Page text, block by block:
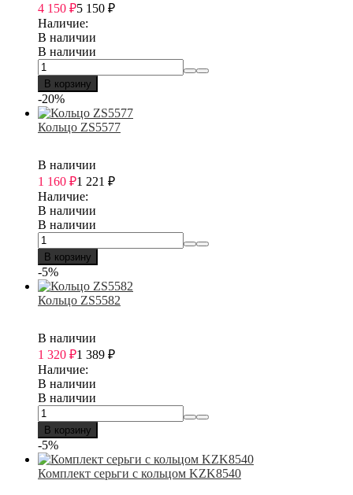
4 150 ₽5 150 ₽
Наличие:
В наличии
В наличии
В корзину
-20%
Кольцо ZS5577
В наличии
1 160 ₽1 221 ₽
Наличие:
В наличии
В наличии
В корзину
-5%
Кольцо ZS5582
В наличии
1 320 ₽1 389 ₽
Наличие:
В наличии
В наличии
В корзину
-5%
Комплект серьги с кольцом KZK8540